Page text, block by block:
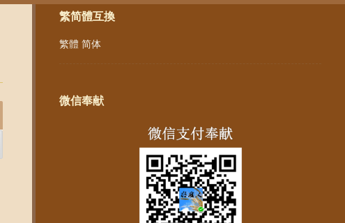
繁简體互換
繁體 简体
微信奉献